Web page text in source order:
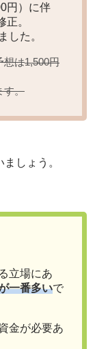
円）に伴
正。
した。
想は1,500円
す。
しょう。
立場にあ
一番多いで
金が必要あ